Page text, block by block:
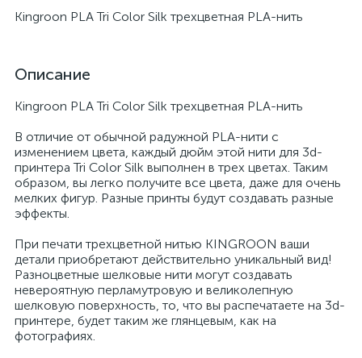
Kingroon PLA Tri Color Silk трехцветная PLA-нить
Описание
Kingroon PLA Tri Color Silk трехцветная PLA-нить
В отличие от обычной радужной PLA-нити с
изменением цвета, каждый дюйм этой нити для 3d-
принтера Tri Color Silk выполнен в трех цветах. Таким
образом, вы легко получите все цвета, даже для очень
мелких фигур. Разные принты будут создавать разные
эффекты.
При печати трехцветной нитью KINGROON ваши
детали приобретают действительно уникальный вид!
Разноцветные шелковые нити могут создавать
невероятную перламутровую и великолепную
шелковую поверхность, то, что вы распечатаете на 3d-
принтере, будет таким же глянцевым, как на
фотографиях.